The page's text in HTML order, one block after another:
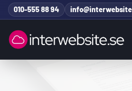
Hoppa till innehåll
010-555 88 94